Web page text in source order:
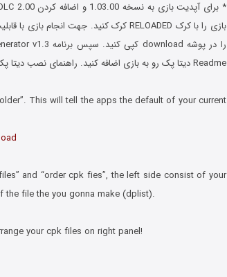
Readme دیتا پک رو به بازی اضافه کنید. راهنمای نصب دیتا پک با برنامه مذکور به صورت زیر است:
This will tell the apps the default of your current
and “order cpk fies”, the left side consist of your
file the you gonna make (dplist).
your cpk files on right panel!